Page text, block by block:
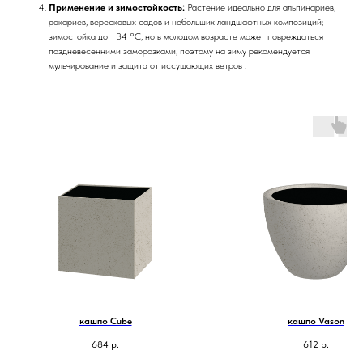
Применение и зимостойкость: Растение идеально для альпинариев,
рокариев, вересковых садов и небольших ландшафтных композиций;
зимостойка до −34 °C, но в молодом возрасте может повреждаться
поздневесенними заморозками, поэтому на зиму рекомендуется
мульчирование и защита от иссушающих ветров .
кашпо Cube
684 р.
кашпо Vason
612 р.